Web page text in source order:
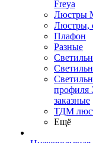
Freya
Люстры
Люстры,
Плафон
Разные
профиля
заказные
ТДМ
Ещё